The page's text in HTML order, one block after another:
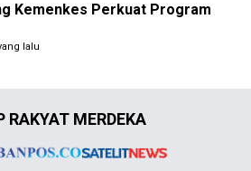
Kemenkes Perkuat Program
lalu
RAKYAT MERDEKA